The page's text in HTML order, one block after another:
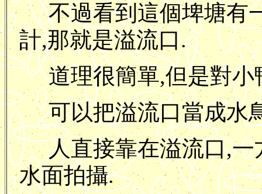
不過看到這個埤塘有
計,那就是溢流口.
道理很簡單,但是對
可以把溢流口當成水
人直接靠在溢流口,
水面拍攝.